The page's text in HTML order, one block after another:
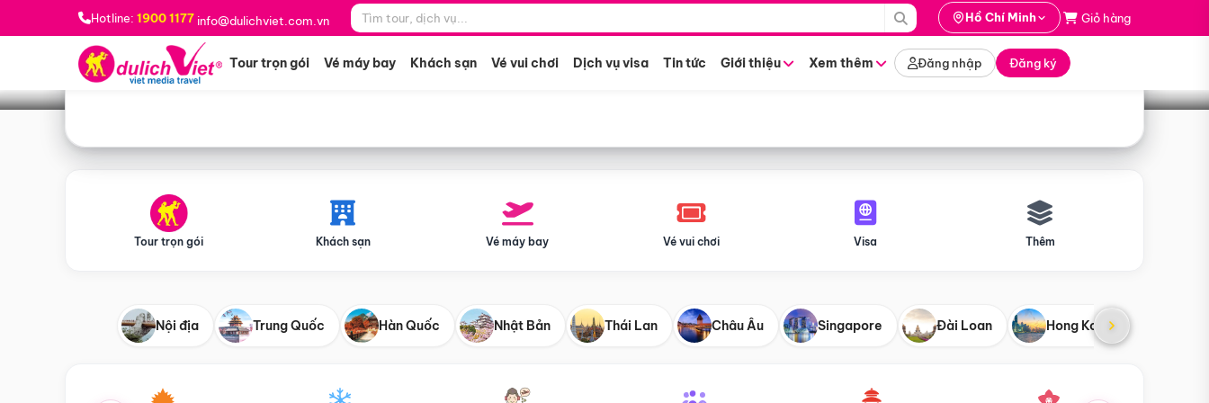
Hotline: 1900 1177 info@dulichviet.com.vn Hồ Chí Minh Giỏ hàng
Tour trọn gói Vé máy bay Khách sạn Vé vui chơi Dịch vụ visa Tin tức Giới thiệu Xem thêm Đăng nhập Đăng ký
Bạn muốn đi đâu? *
Tìm tour
Tour trọn gói Khách sạn Vé máy bay Vé vui chơi Visa Thêm
Nội địa Trung Quốc Hàn Quốc Nhật Bản Thái Lan Châu Âu Singapore Đài Loan Hong Kong